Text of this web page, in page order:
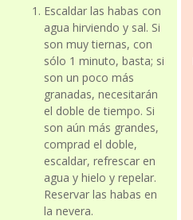
Escaldar las habas con
agua hirviendo y sal. Si
son muy tiernas, con
sólo 1 minuto, basta; si
son un poco más
granadas, necesitarán
el doble de tiempo. Si
son aún más grandes,
comprad el doble,
escaldar, refrescar en
agua y hielo y repelar.
Reservar las habas en
la nevera.